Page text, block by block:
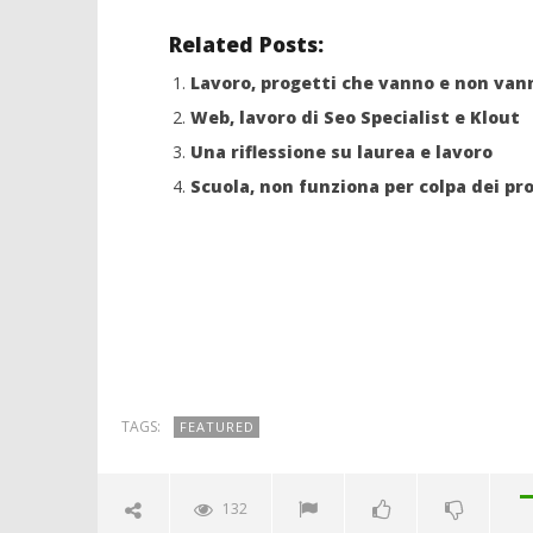
Related Posts:
Lavoro, progetti che vanno e non
Web, lavoro di Seo Specialist e Klout
Una riflessione su laurea e lavoro
Scuola, non funziona per colpa dei
TAGS: FEATURED
132